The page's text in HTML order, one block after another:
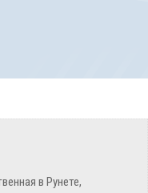
в Рунете,